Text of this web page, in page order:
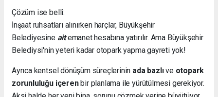
Çözüm ise belli:
İnşaat ruhsatları alınırken harçlar, Büyükşehir
Belediyesine aitemanet hesabına yatırılır. Ama Büyükşehir
Belediysi'nin yeteri kadar otopark yapma gayreti yok!
Ayrıca kentsel dönüşüm süreçlerinin ada bazlıve otopark
zorunluluğu içerenbir planlama ile yürütülmesi gerekiyor.